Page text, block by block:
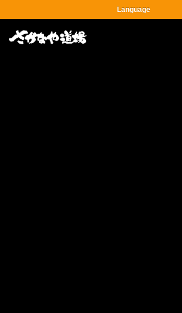
Language